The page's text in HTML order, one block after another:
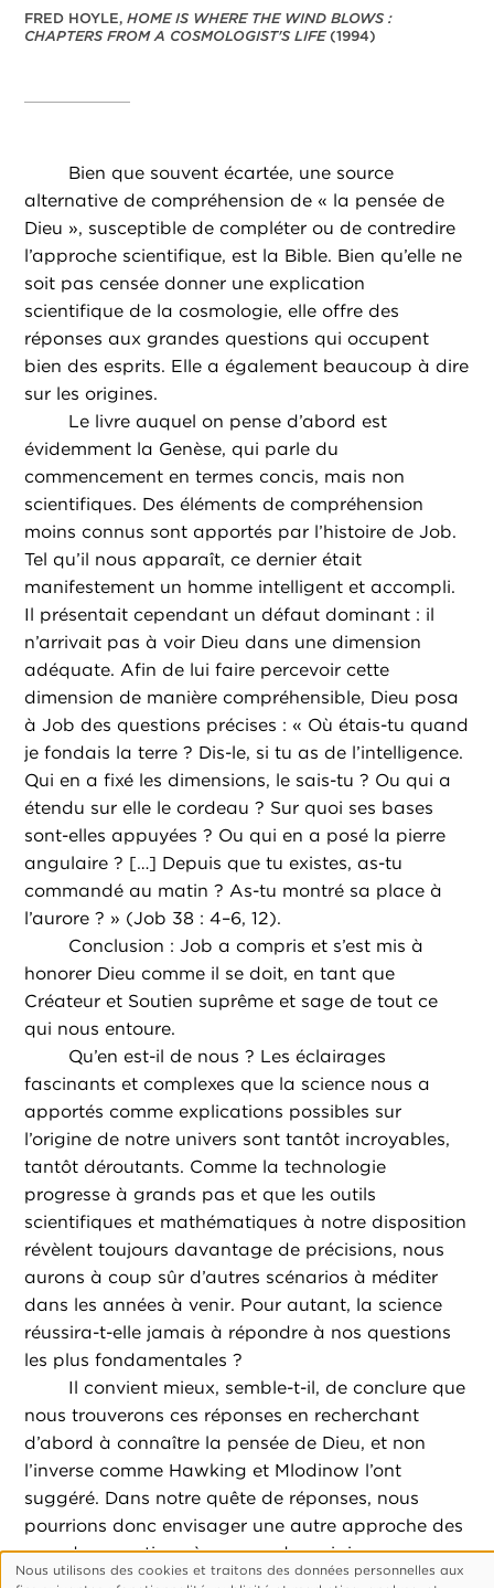
FRED HOYLE,HOME IS WHERE THE WIND BLOWS :
CHAPTERS FROM A COSMOLOGIST'S LIFE(1994)
Bien que souvent écartée, une source
alternative de compréhension de « la pensée de
Dieu », susceptible de compléter ou de contredire
l’approche scientifique, est la Bible. Bien qu’elle ne
soit pas censée donner une explication
scientifique de la cosmologie, elle offre des
réponses aux grandes questions qui occupent
bien des esprits. Elle a également beaucoup à dire
sur les origines.
Le livre auquel on pense d’abord est
évidemment la Genèse, qui parle du
commencement en termes concis, mais non
scientifiques. Des éléments de compréhension
moins connus sont apportés par l’histoire de Job.
Tel qu’il nous apparaît, ce dernier était
manifestement un homme intelligent et accompli.
Il présentait cependant un défaut dominant : il
n’arrivait pas à voir Dieu dans une dimension
adéquate. Afin de lui faire percevoir cette
dimension de manière compréhensible, Dieu posa
à Job des questions précises : « Où étais-tu quand
je fondais la terre ? Dis-le, si tu as de l’intelligence.
Qui en a fixé les dimensions, le sais-tu ? Ou qui a
étendu sur elle le cordeau ? Sur quoi ses bases
sont-elles appuyées ? Ou qui en a posé la pierre
angulaire ? […] Depuis que tu existes, as-tu
commandé au matin ? As-tu montré sa place à
l’aurore ? » (Job 38 : 4–6, 12).
Conclusion : Job a compris et s’est mis à
honorer Dieu comme il se doit, en tant que
Créateur et Soutien suprême et sage de tout ce
qui nous entoure.
Qu’en est-il de nous ? Les éclairages
fascinants et complexes que la science nous a
apportés comme explications possibles sur
l’origine de notre univers sont tantôt incroyables,
tantôt déroutants. Comme la technologie
progresse à grands pas et que les outils
scientifiques et mathématiques à notre disposition
révèlent toujours davantage de précisions, nous
aurons à coup sûr d’autres scénarios à méditer
dans les années à venir. Pour autant, la science
réussira-t-elle jamais à répondre à nos questions
les plus fondamentales ?
Il convient mieux, semble-t-il, de conclure que
nous trouverons ces réponses en recherchant
d’abord à connaître la pensée de Dieu, et non
l’inverse comme Hawking et Mlodinow l’ont
suggéré. Dans notre quête de réponses, nous
pourrions donc envisager une autre approche des
grandes questions à propos des origines :
demander à quelqu’un qui sait, parce qu’Il y était.
Utilisation
Nous utilisons des cookies et traitons des données personnelles aux